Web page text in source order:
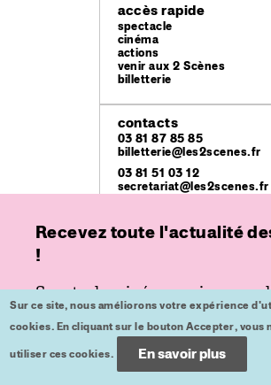
accès rapide
spectacle
cinéma
actions
venir aux 2 Scènes
billetterie
contacts
03 81 87 85 85
billetterie@les2scenes.fr
03 81 51 03 12
secretariat@les2scenes.fr
lieux
place du Théâtre
crédits
Recevez toute l'actualité
!
Spectacle, cinéma ou jeune
inscrivez-vous à nos lettres
pour ne plus rien rater.
Sur ce site, nous améliorons votre expérience
cookies. En cliquant sur le bouton Accepter, vous
utiliser ces cookies. En savoir plus